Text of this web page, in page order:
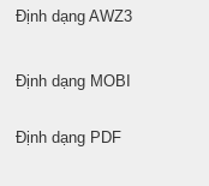
Định dạng
Định dạng
Định dạng